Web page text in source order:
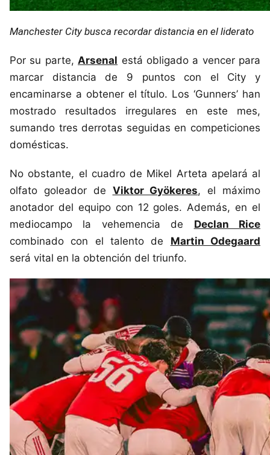
Manchester City busca recordar distancia en el liderato
Por su parte,Arsenal está obligado a vencer para
marcar distancia de 9 puntos con el City y
encaminarse a obtener el título. Los ‘Gunners’ han
mostrado resultados irregulares en este mes,
sumando tres derrotas seguidas en competiciones
domésticas.
No obstante, el cuadro de Mikel Arteta apelará al
olfato goleador de Viktor Gyökeres, el máximo
anotador del equipo con 12 goles. Además, en el
mediocampo la vehemencia de Declan Rice
combinado con el talento de Martin Odegaard
será vital en la obtención del triunfo.